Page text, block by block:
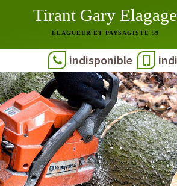
Tirant Gary Elagage
ELAGUEUR ET PAYSAGISTE 59
indisponible